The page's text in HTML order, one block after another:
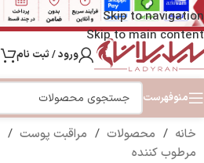
Skip to navigation
Skip to main content
ورود / ثبت نام
منوفهرست
خانه / محصولات / مراقبت پوست /
مرطوب کننده